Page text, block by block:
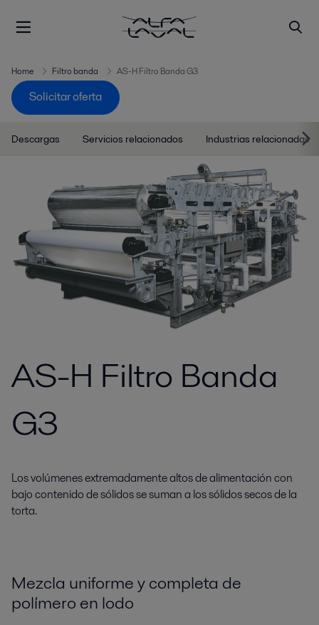
Home Filtro banda AS-H Filtro Banda G3
Solicitar oferta
Descargas Servicios relacionados Industrias relacionadas
AS-H Filtro Banda
G3
Los volúmenes extremadamente altos de alimentación con
bajo contenido de sólidos se suman a los sólidos secos de la
torta.
Mezcla uniforme y completa de
polímero en lodo